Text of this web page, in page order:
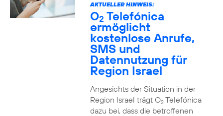
AKTUELLER HINWEIS:
O2 Telefónica
ermöglicht
kostenlose Anrufe,
SMS und
Datennutzung für
Region Israel
Angesichts der Situation in der
Region Israel trägt O2Telefónica
dazu bei, dass die betroffenen